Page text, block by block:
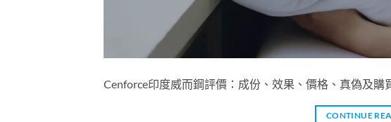
Cenforce印度威而鋼評價：成份、效果、價格、真偽及
CONTINUE